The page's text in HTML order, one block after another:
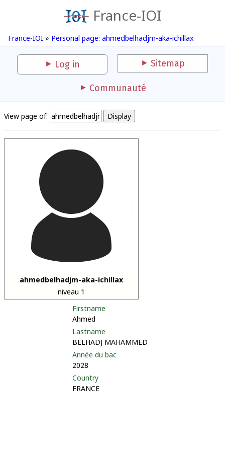
France-IOI
France-IOI » Personal page: ahmedbelhadjm-aka-ichillax
Log in Sitemap
Communauté
View page of:
ahmedbelhadjm-aka-ichillax
niveau 1
Firstname
Ahmed
Lastname
BELHADJ MAHAMMED
Année du bac
2028
Country
FRANCE